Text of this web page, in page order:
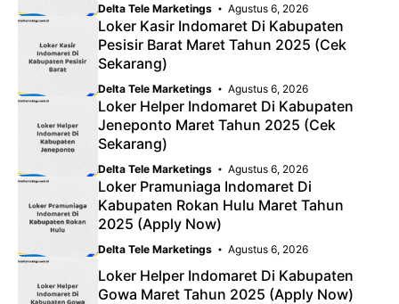
Delta Tele Marketings Agustus 6, 2026
Loker Kasir Indomaret Di Kabupaten
Pesisir Barat Maret Tahun 2025 (Cek
Sekarang)
Delta Tele Marketings Agustus 6, 2026
Loker Helper Indomaret Di Kabupaten
Jeneponto Maret Tahun 2025 (Cek
Sekarang)
Delta Tele Marketings Agustus 6, 2026
Loker Pramuniaga Indomaret Di
Kabupaten Rokan Hulu Maret Tahun
2025 (Apply Now)
Delta Tele Marketings Agustus 6, 2026
Loker Helper Indomaret Di Kabupaten
Gowa Maret Tahun 2025 (Apply Now)